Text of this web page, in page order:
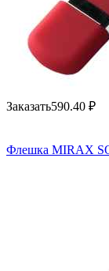
Заказать590.40 ₽
Флешка MIRAX